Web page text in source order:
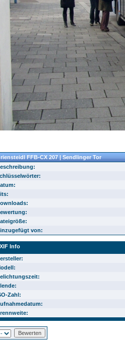
FFB-CX 207 | Sendlinger Tor
von:
Info
Zahl: